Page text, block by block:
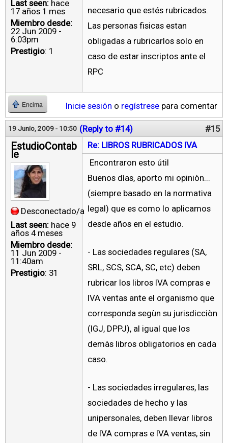
Last seen: hace
17 años 1 mes
Miembro desde:
22 Jun 2009 -
6:03pm
Prestigio: 1
necesario que estés rubricados.
Las personas fisicas estan
obligadas a rubricarlos solo en
caso de estar inscriptos ante el
RPC
Encima Inicie sesión o regístrese para comentar
19 Junio, 2009 - 10:50 (Reply to #14) #15
EstudioContab
le
Desconectado/a
Last seen: hace 9
años 4 meses
Miembro desde:
11 Jun 2009 -
11:40am
Prestigio: 31
Re: LIBROS RUBRICADOS IVA
Encontraron esto útil
Buenos dìas, aporto mi opiniòn...
(siempre basado en la normativa
legal) que es como lo aplicamos
desde años en el estudio.
- Las sociedades regulares (SA,
SRL, SCS, SCA, SC, etc) deben
rubricar los libros IVA compras e
IVA ventas ante el organismo que
corresponda segùn su jurisdicciòn
(IGJ, DPPJ), al igual que los
demàs libros obligatorios en cada
caso.
- Las sociedades irregulares, las
sociedades de hecho y las
unipersonales, deben llevar libros
de IVA compras e IVA ventas, sin